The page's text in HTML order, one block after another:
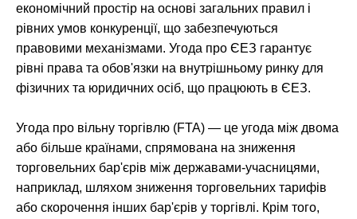
економічний простір на основі загальних правил і
рівних умов конкуренції, що забезпечуються
правовими механізмами. Угода про ЄЕЗ гарантує
рівні права та обов'язки на внутрішньому ринку для
фізичних та юридичних осіб, що працюють в ЄЕЗ.
Угода про вільну торгівлю (FTA) — це угода між двома
або більше країнами, спрямована на зниження
торговельних бар'єрів між державами-учасницями,
наприклад, шляхом зниження торговельних тарифів
або скорочення інших бар'єрів у торгівлі. Крім того,